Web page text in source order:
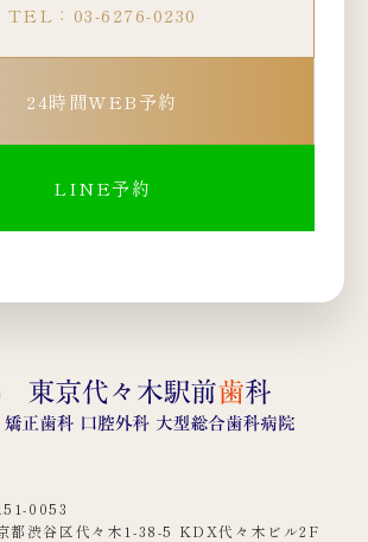
TEL：03-6276-0230
24時間WEB予約
LINE予約
0053
都渋谷区代々木1-38-5 KDX代々木ビル2F